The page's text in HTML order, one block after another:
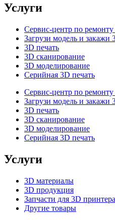
Услуги
Сервис-центр по
Загрузи модель и закажи
3D печать
3D сканирование
3D моделирование
Серийная 3D печать
Сервис-центр по
Загрузи модель и закажи
3D печать
3D сканирование
3D моделирование
Серийная 3D печать
Услуги
3D материалы
3D продукция
Запчасти для 3D принтера
Другие товары